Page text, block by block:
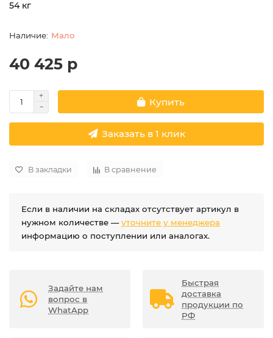
54 кг
Мало
40 425 р
Купить
Заказать в 1 клик
В закладки В сравнение
Если в наличии на складах отсутствует артикул в
нужном количестве —уточните у менеджера
информацию о поступлении или аналогах.
Задайте нам
вопрос в
WhatApp
Быстрая
доставка
продукции по
РФ